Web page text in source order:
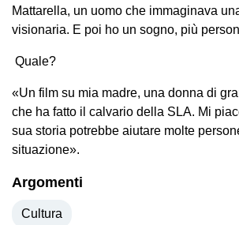
Mattarella, un uomo che immaginava
visionaria. E poi ho un sogno, più
Quale?
«Un film su mia madre, una donna di
che ha fatto il calvario della SLA. Mi
sua storia potrebbe aiutare molte
situazione».
Argomenti
Cultura